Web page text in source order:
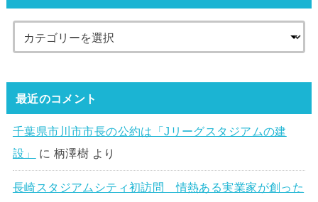
最近のコメント
千葉県市川市市長の公約は「Jリーグスタジアムの建
設」
に 柄澤樹 より
長崎スタジアムシティ初訪問 情熱ある実業家が創った